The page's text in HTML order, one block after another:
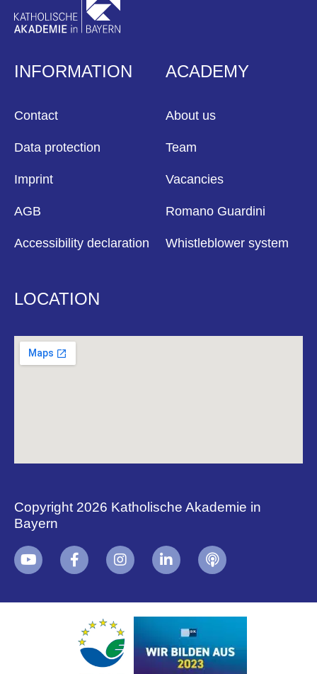
INFORMATION
Contact
Data protection
Imprint
AGB
Accessibility declaration
ACADEMY
About us
Team
Vacancies
Romano Guardini
Whistleblower system
LOCATION
Copyright 2026 Katholische Akademie in
Bayern